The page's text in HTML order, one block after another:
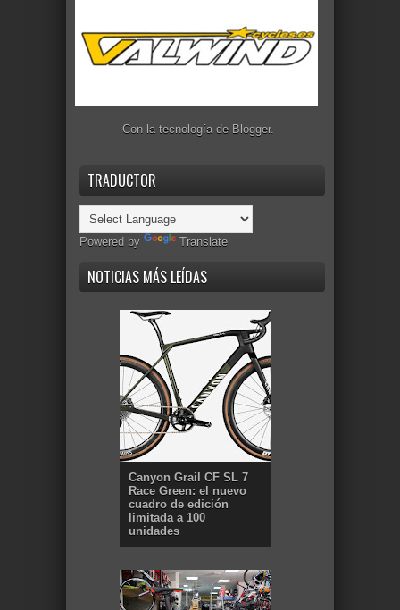
Con la tecnología de Blogger.
TRADUCTOR
Powered by Translate
NOTICIAS MÁS LEÍDAS
Canyon Grail CF SL 7
Race Green: el nuevo
cuadro de edición
limitada a 100
unidades